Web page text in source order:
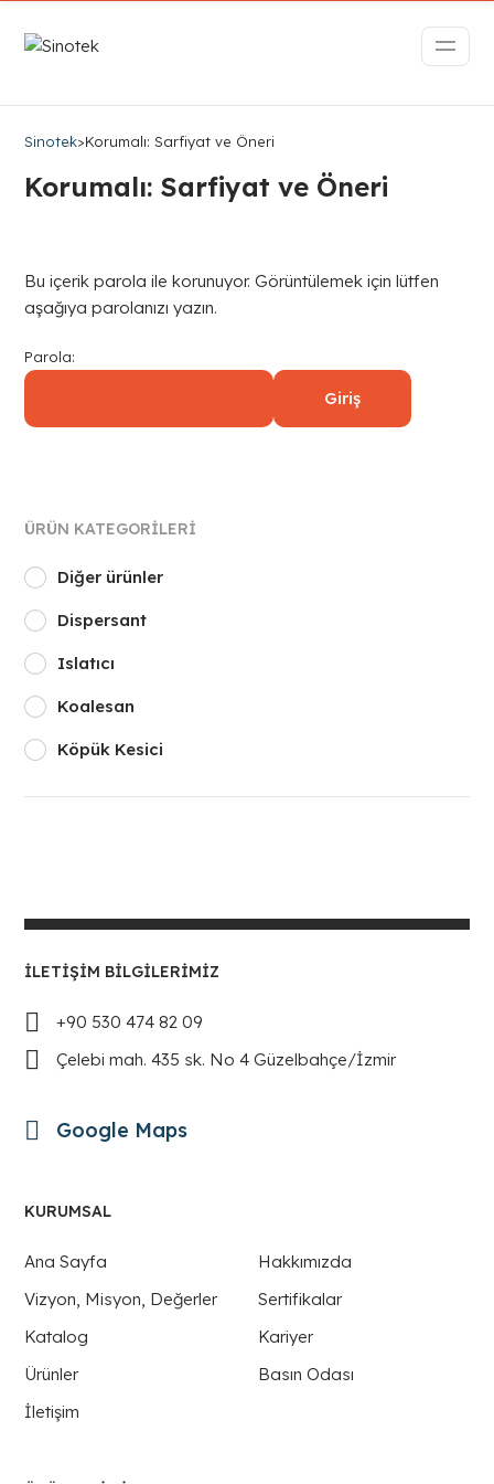
Sinotek>Korumalı: Sarfiyat ve Öneri
Korumalı: Sarfiyat ve Öneri
Bu içerik parola ile korunuyor. Görüntülemek için lütfen
aşağıya parolanızı yazın.
Parola:
ÜRÜN KATEGORILERI
Diğer ürünler
Dispersant
Islatıcı
Koalesan
Köpük Kesici
İLETIŞIM BILGILERIMIZ
+90 530 474 82 09
Çelebi mah. 435 sk. No 4 Güzelbahçe/İzmir
Google Maps
KURUMSAL
Ana Sayfa
Hakkımızda
Vizyon, Misyon, Değerler
Sertifikalar
Katalog
Kariyer
Ürünler
Basın Odası
İletişim